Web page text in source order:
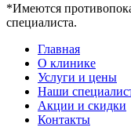
*Имеются
специалиста.
Главная
О клинике
Услуги и цены
Наши
Акции и скидки
Контакты